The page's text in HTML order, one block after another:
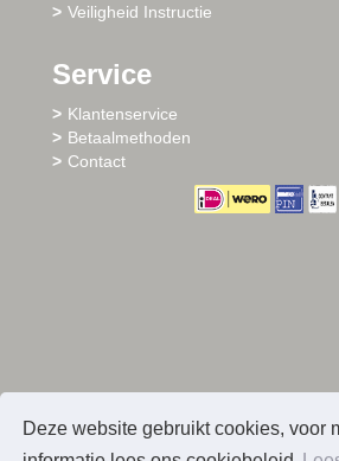
Deze website gebruikt cookies, voor
Veiligheid Instructie
Service
Klantenservice
Betaalmethoden
Contact